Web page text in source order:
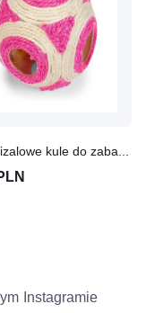
Karlie Sizalowe kule do zabawy
Instagramie